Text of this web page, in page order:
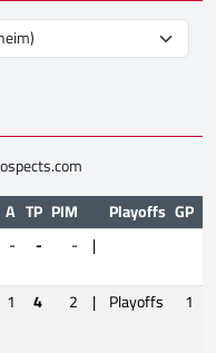
A TP PIM Playoffs GP
- - - |
1 4 2 | Playoffs 1